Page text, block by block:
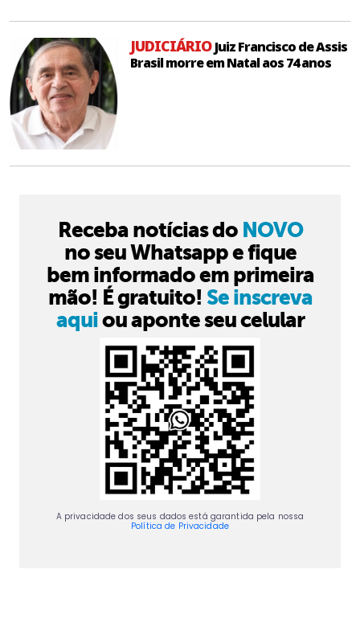
JUDICIÁRIOJuiz Francisco de Assis
Brasil morre em Natal aos 74 anos
Receba notícias do NOVO
no seu Whatsapp e fique
bem informado em primeira
mão! É gratuito! Se inscreva
aquiou aponte seu celular
A privacidade dos seus dados está garantida pela nossa
Política de Privacidade